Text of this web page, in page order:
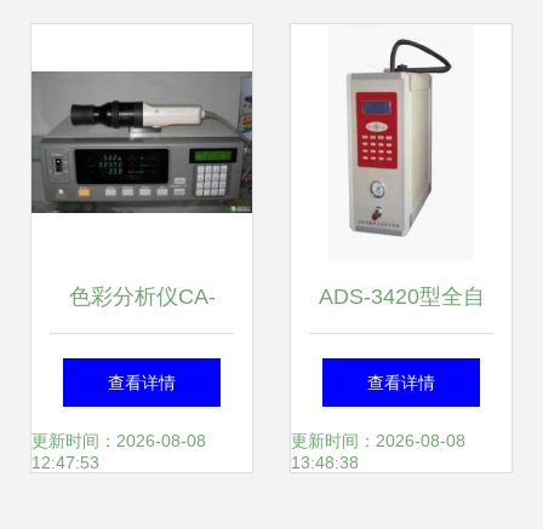
解析
仪器仪表领航产业
升级
色彩分析仪CA-
210/CA310 专业供
应与租回收服务
查看详情
更新时间：2026-08-08
12:47:53
ADS-3420型全自
动热解吸仪 精准解
析，高效自控
查看详情
更新时间：2026-08-08
13:48:38